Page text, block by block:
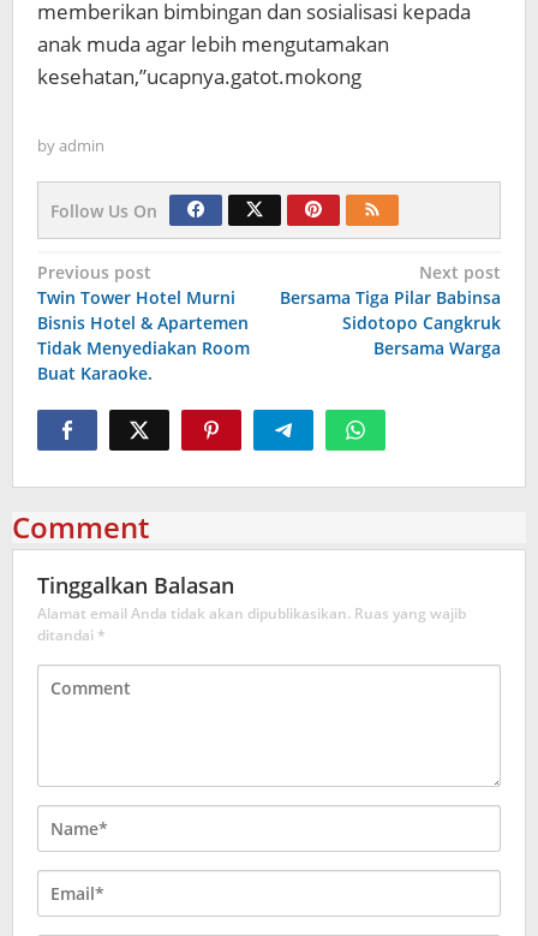
memberikan bimbingan dan sosialisasi kepada
anak muda agar lebih mengutamakan
kesehatan,”ucapnya.gatot.mokong
byadmin
Follow Us On
Navigasi
pos
Previous post
Twin Tower Hotel Murni
Bisnis Hotel & Apartemen
Tidak Menyediakan Room
Buat Karaoke.
Next post
Bersama Tiga Pilar Babinsa
Sidotopo Cangkruk
Bersama Warga
Comment
Tinggalkan Balasan
Alamat email Anda tidak akan dipublikasikan. Ruas yang wajib
ditandai *